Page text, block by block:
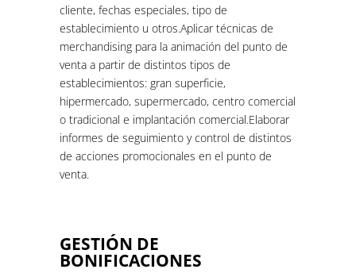
cliente, fechas especiales, tipo de
establecimiento u otros.Aplicar técnicas de
merchandising para la animación del punto de
venta a partir de distintos tipos de
establecimientos: gran superficie,
hipermercado, supermercado, centro comercial
o tradicional e implantación comercial.Elaborar
informes de seguimiento y control de distintos
de acciones promocionales en el punto de
venta.
GESTIÓN DE
BONIFICACIONES